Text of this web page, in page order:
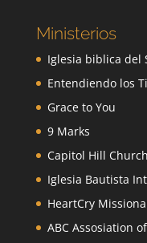
Ministerios
Iglesia biblica del
Entendiendo los
Grace to You
9 Marks
Capitol Hill Church
Iglesia Bautista
HeartCry
ABC Assosiation